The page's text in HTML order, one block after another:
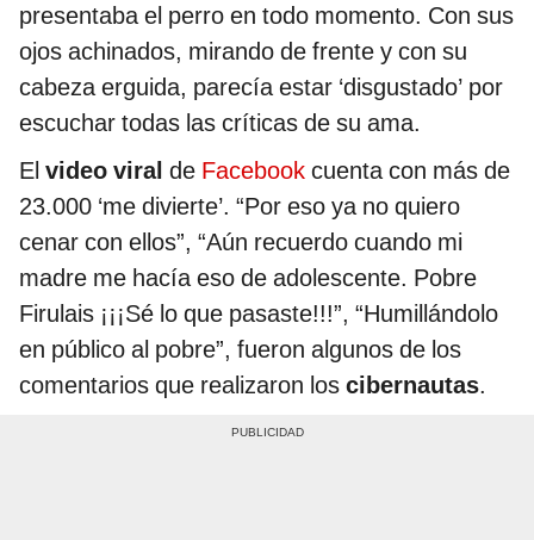
presentaba el perro en todo momento. Con sus
ojos achinados, mirando de frente y con su
cabeza erguida, parecía estar ‘disgustado’ por
escuchar todas las críticas de su ama.
El video viral de Facebook cuenta con más de
23.000 ‘me divierte’. “Por eso ya no quiero
cenar con ellos”, “Aún recuerdo cuando mi
madre me hacía eso de adolescente. Pobre
Firulais ¡¡¡Sé lo que pasaste!!!”, “Humillándolo
en público al pobre”, fueron algunos de los
comentarios que realizaron los cibernautas.